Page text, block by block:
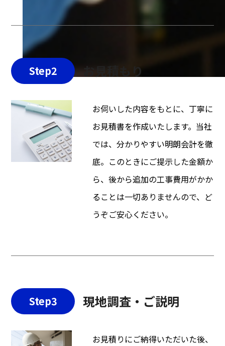
Step2 お見積もり
お伺いした内容をもとに、丁寧に
お見積書を作成いたします。当社
では、分かりやすい明朗会計を徹
底。このときにご提示した金額か
ら、後から追加の工事費用がかか
ることは一切ありませんので、ど
うぞご安心ください。
Step3 現地調査・ご説明
お見積りにご納得いただいた後、